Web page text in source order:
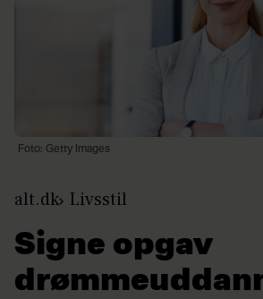
Foto: Getty Images
alt.dk Livsstil
Signe opgav